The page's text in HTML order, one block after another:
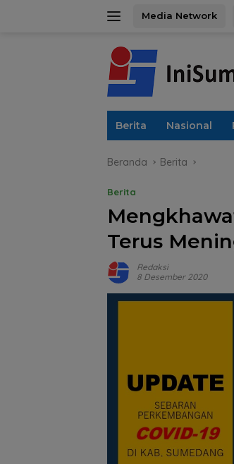
Media Network
Berita Nasional
Beranda Berita
Berita
Terus
Redaksi
8 Desember 2020